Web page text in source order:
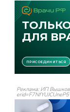
Реклама: ИП